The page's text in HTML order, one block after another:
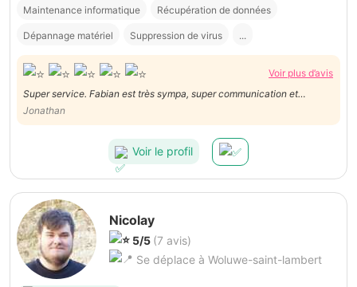
Maintenance informatique Récupération de données
Dépannage matériel Suppression de virus ...
Voir plus d’avis
Super service. Fabian est très sympa, super communication et
efficace ! Je recommande les yeux fermés. Merci Fabian!
Jonathan
Voir le profil
Nicolay
5/5 (7 avis)
Se déplace à Woluwe-saint-lambert